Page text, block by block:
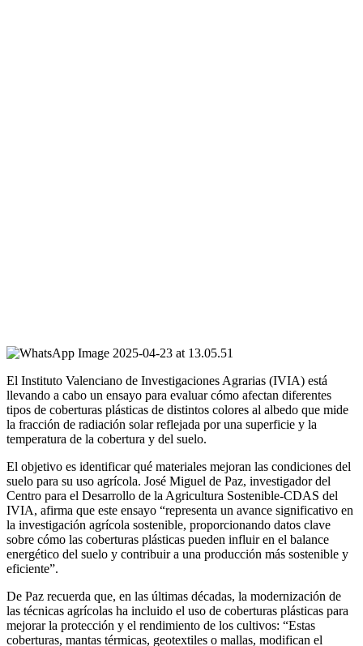
El Instituto Valenciano de Investigaciones Agrarias (IVIA) está
llevando a cabo un ensayo para evaluar cómo afectan diferentes
tipos de coberturas plásticas de distintos colores al albedo que mide
la fracción de radiación solar reflejada por una superficie y la
temperatura de la cobertura y del suelo.
El objetivo es identificar qué materiales mejoran las condiciones del
suelo para su uso agrícola. José Miguel de Paz, investigador del
Centro para el Desarrollo de la Agricultura Sostenible-CDAS del
IVIA, afirma que este ensayo “representa un avance significativo en
la investigación agrícola sostenible, proporcionando datos clave
sobre cómo las coberturas plásticas pueden influir en el balance
energético del suelo y contribuir a una producción más sostenible y
eficiente”.
De Paz recuerda que, en las últimas décadas, la modernización de
las técnicas agrícolas ha incluido el uso de coberturas plásticas para
mejorar la protección y el rendimiento de los cultivos: “Estas
coberturas, mantas térmicas, geotextiles o mallas, modifican el